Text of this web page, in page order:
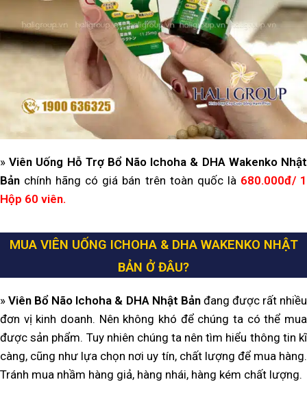
»Viên Uống Hỗ Trợ Bổ Não Ichoha & DHA Wakenko Nhật
Bản chính hãng có giá bán trên toàn quốc là 680.000đ/1
Hộp 60 viên.
MUA VIÊN UỐNG ICHOHA & DHA WAKENKO NHẬT
BẢN Ở ĐÂU?
»Viên Bổ Não Ichoha & DHA Nhật Bản đang được rất nhiều
đơn vị kinh doanh. Nên không khó để chúng ta có thể mua
được sản phẩm. Tuy nhiên chúng ta nên tìm hiểu thông tin kĩ
càng, cũng như lựa chọn nơi uy tín, chất lượng để mua hàng.
Tránh mua nhầm hàng giả, hàng nhái, hàng kém chất lượng.